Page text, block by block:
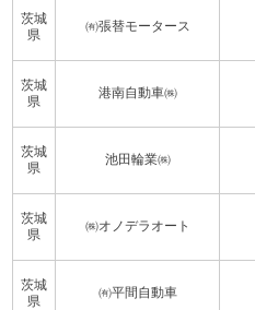
茨城
県
㈲張替モータース
茨城
県
港南自動車㈱
茨城
県
池田輪業㈱
茨城
県
㈱オノデラオート
茨城
県
㈲平間自動車